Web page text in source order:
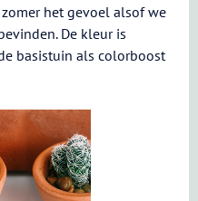
het gevoel alsof we
De kleur is
basistuin als colorboost